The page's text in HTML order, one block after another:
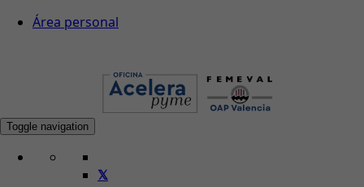
Área personal
Toggle navigation